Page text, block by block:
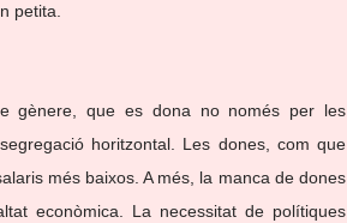
petita.
gènere, que es dona no només per les
horitzontal. Les dones, com que
més baixos. A més, la manca de dones
econòmica. La necessitat de polítiques